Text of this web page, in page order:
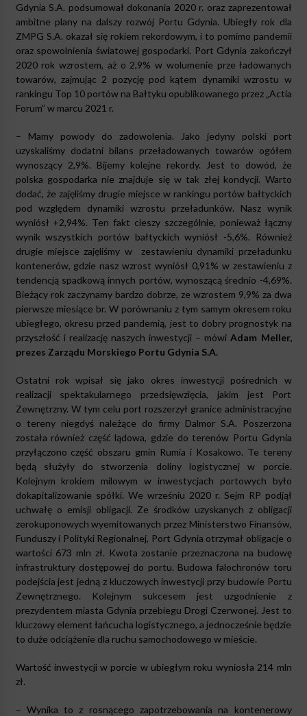
Gdynia S.A. podsumował dokonania 2020 r. oraz zaprezentował
ambitne plany na dalszy rozwój Portu Gdynia. Ubiegły rok dla
ZMPG S.A. okazał się rokiem rekordowym, i to pomimo pandemii
oraz spowolnienia światowej gospodarki. Port Gdynia zakończył
2020 rok wzrostem, aż o 2,9% w wolumenie prze ładowanych
towarów, zajmując 2 pozycję pod kątem dynamiki wzrostu w
rankingu Top 10 portów na Bałtyku opublikowanego przez „Actia
Forum” w marcu 2021 r.
– Mamy powody do zadowolenia. Jako jedyny polski port
uzyskaliśmy dodatni bilans przeładowanych towarów ogółem
wynoszący 2,9%. Bijemy kolejne rekordy. Jest to dowód, że
polska gospodarka nie znajduje się w tak złej kondycji. Warto
dodać, że zajęliśmy drugie miejsce w rankingu portów bałtyckich
pod względem dynamiki wzrostu przeładunków. Nasz wynik
wyniósł +2,94%. Ten fakt cieszy szczególnie, ponieważ łączny
wynik wszystkich portów bałtyckich wyniósł -5,6%. Również
drugie miejsce zajęliśmy w zestawieniu dynamiki przeładunku
kontenerów, gdzie nasz wzrost wyniósł 0,91% w zestawieniu z
tendencją spadkową innych portów, wynoszącą średnio -4,69%.
Bieżący rok zaczynamy bardzo dobrze, ze wzrostem 9,9% za dwa
pierwsze miesiące br. W porównaniu z tym samym okresem roku
ubiegłego, okresu przed pandemią, jest to dobry prognostyk na
przyszłość i realizację naszych inwestycji – mówiAdam Meller,
prezes Zarządu Morskiego Portu Gdynia S.A.
Ostatni rok wpisał się jako okres inwestycji pośrednich w
realizacji spektakularnego przedsięwzięcia, jakim jest Port
Zewnętrzny. W tym celu port rozszerzył granice administracyjne
o tereny niegdyś należące do firmy Dalmor S.A. Poszerzona
została również część lądowa, gdzie do terenów Portu Gdynia
przyłączono część obszaru gmin Rumia i Kosakowo. Te tereny
będą służyły do stworzenia doliny logistycznej w porcie.
Kolejnym krokiem milowym w inwestycjach portowych było
dokapitalizowanie spółki. We wrześniu 2020 r. Sejm RP podjął
uchwałę o emisji obligacji. Ze środków uzyskanych z obligacji
zerokuponowych wyemitowanych przez Ministerstwo Finansów,
Funduszy i Polityki Regionalnej, Port Gdynia otrzymał obligacje o
wartości 673 mln zł. Kwota zostanie przeznaczona na budowę
infrastruktury dostępowej do portu. Budowa falochronów toru
podejścia jest jedną z kluczowych inwestycji przy budowie Portu
Zewnętrznego. Kolejnym sukcesem jest uzgodnienie z
prezydentem miasta Gdynia przebiegu Drogi Czerwonej. Jest to
kluczowy element łańcucha logistycznego, a jednocześnie będzie
to duże odciążenie dla ruchu samochodowego w mieście.
Wartość inwestycji w porcie w ubiegłym roku wyniosła 214 mln
zł.
– Wynika to z rosnącego zapotrzebowania na kontenerowy